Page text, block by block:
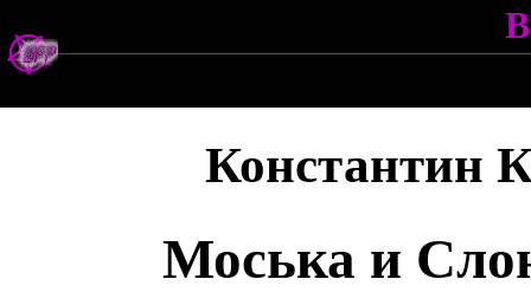
Константин
Моська и